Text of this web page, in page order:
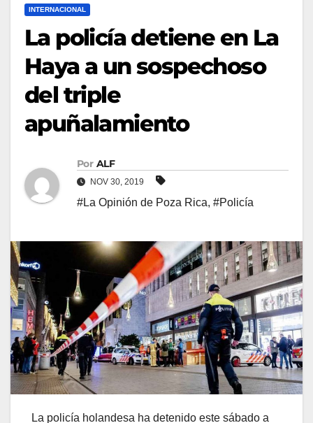
INTERNACIONAL
La policía detiene en La
Haya a un sospechoso
del triple
apuñalamiento
Por ALF
NOV 30, 2019
#La Opinión de Poza Rica, #Policía
La policía holandesa ha detenido este sábado a